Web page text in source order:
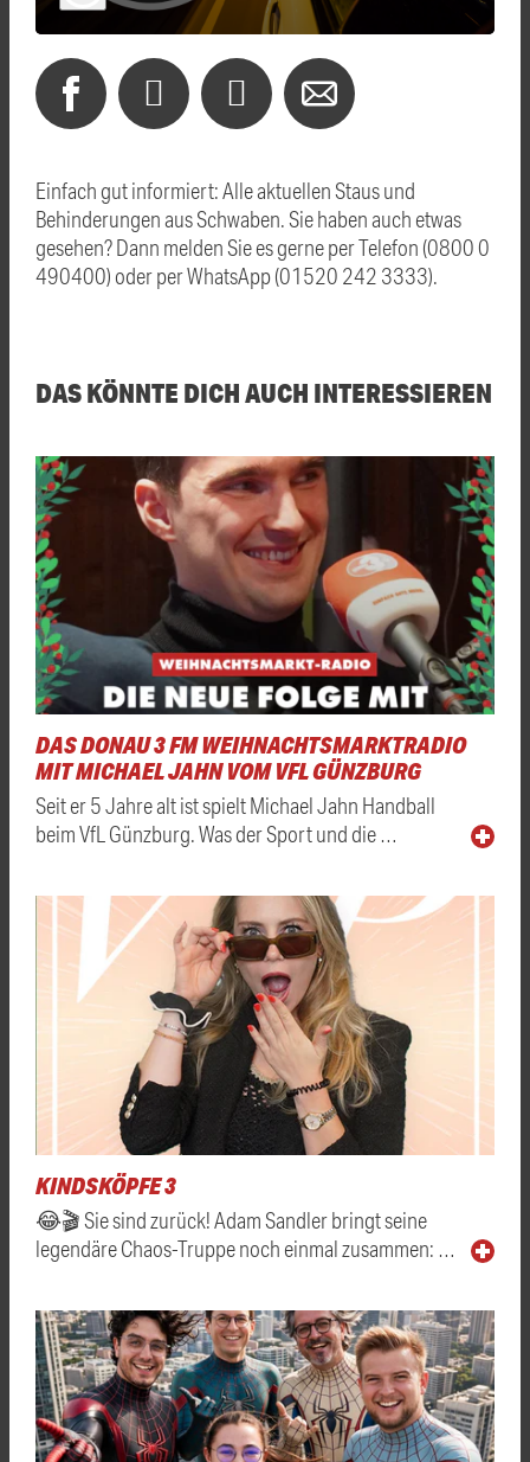
Einfach gut informiert: Alle aktuellen Staus und
Behinderungen aus Schwaben. Sie haben auch etwas
gesehen? Dann melden Sie es gerne per Telefon (0800 0
490400) oder per WhatsApp (01520 242 3333).
DAS KÖNNTE DICH AUCH INTERESSIEREN
DAS DONAU 3 FM WEIHNACHTSMARKTRADIO
MIT MICHAEL JAHN VOM VFL GÜNZBURG
Seit er 5 Jahre alt ist spielt Michael Jahn Handball
beim VfL Günzburg. Was der Sport und die …
KINDSKÖPFE 3
😂🎬 Sie sind zurück! Adam Sandler bringt seine
legendäre Chaos-Truppe noch einmal zusammen: …